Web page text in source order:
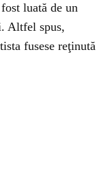
luată de un
Altfel spus,
fusese reţinută